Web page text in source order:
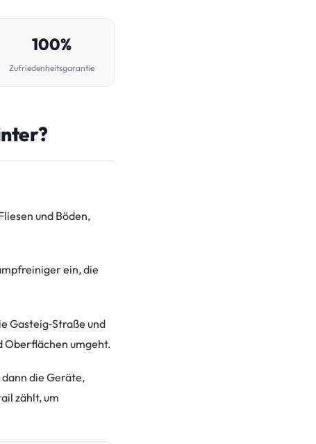
100%
Zufriedenheitsgarantie
und Böden,
ein, die
Gasteig‑Straße und
Oberflächen umgeht.
die Geräte,
zählt, um